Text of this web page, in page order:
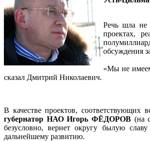
Речь шла не
проектах,
обсуждения
«Мы не
сказал Дмитрий Николаевич.
В качестве проектов,
губернатор НАО Игорь ФЁДОРОВ (на
безусловно, вернет округу былую
дальнейшему развитию.